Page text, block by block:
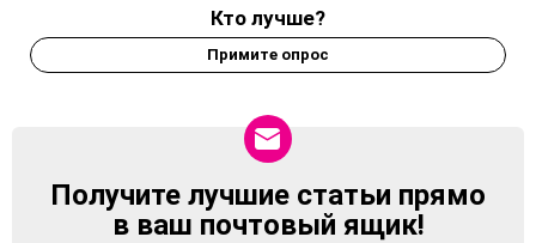
Кто лучше?
Примите опрос
NEWSLETTER
Получите лучшие статьи прямо
в ваш почтовый ящик!